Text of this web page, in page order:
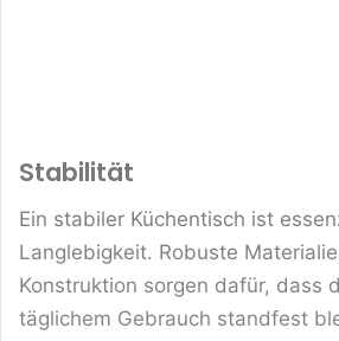
Stabilität
Ein stabiler Küchentisch ist
Langlebigkeit. Robuste
Konstruktion sorgen dafür, dass
täglichem Gebrauch standfest